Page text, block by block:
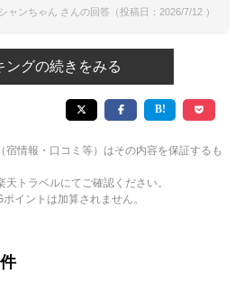
シャンちゃん さんの回答（投稿日：2026/7/12 ）
ングの続きをみる
宿情報・口コミ等）はその内容を保証するも
トラベルにてご確認ください。
イントは加算されません。